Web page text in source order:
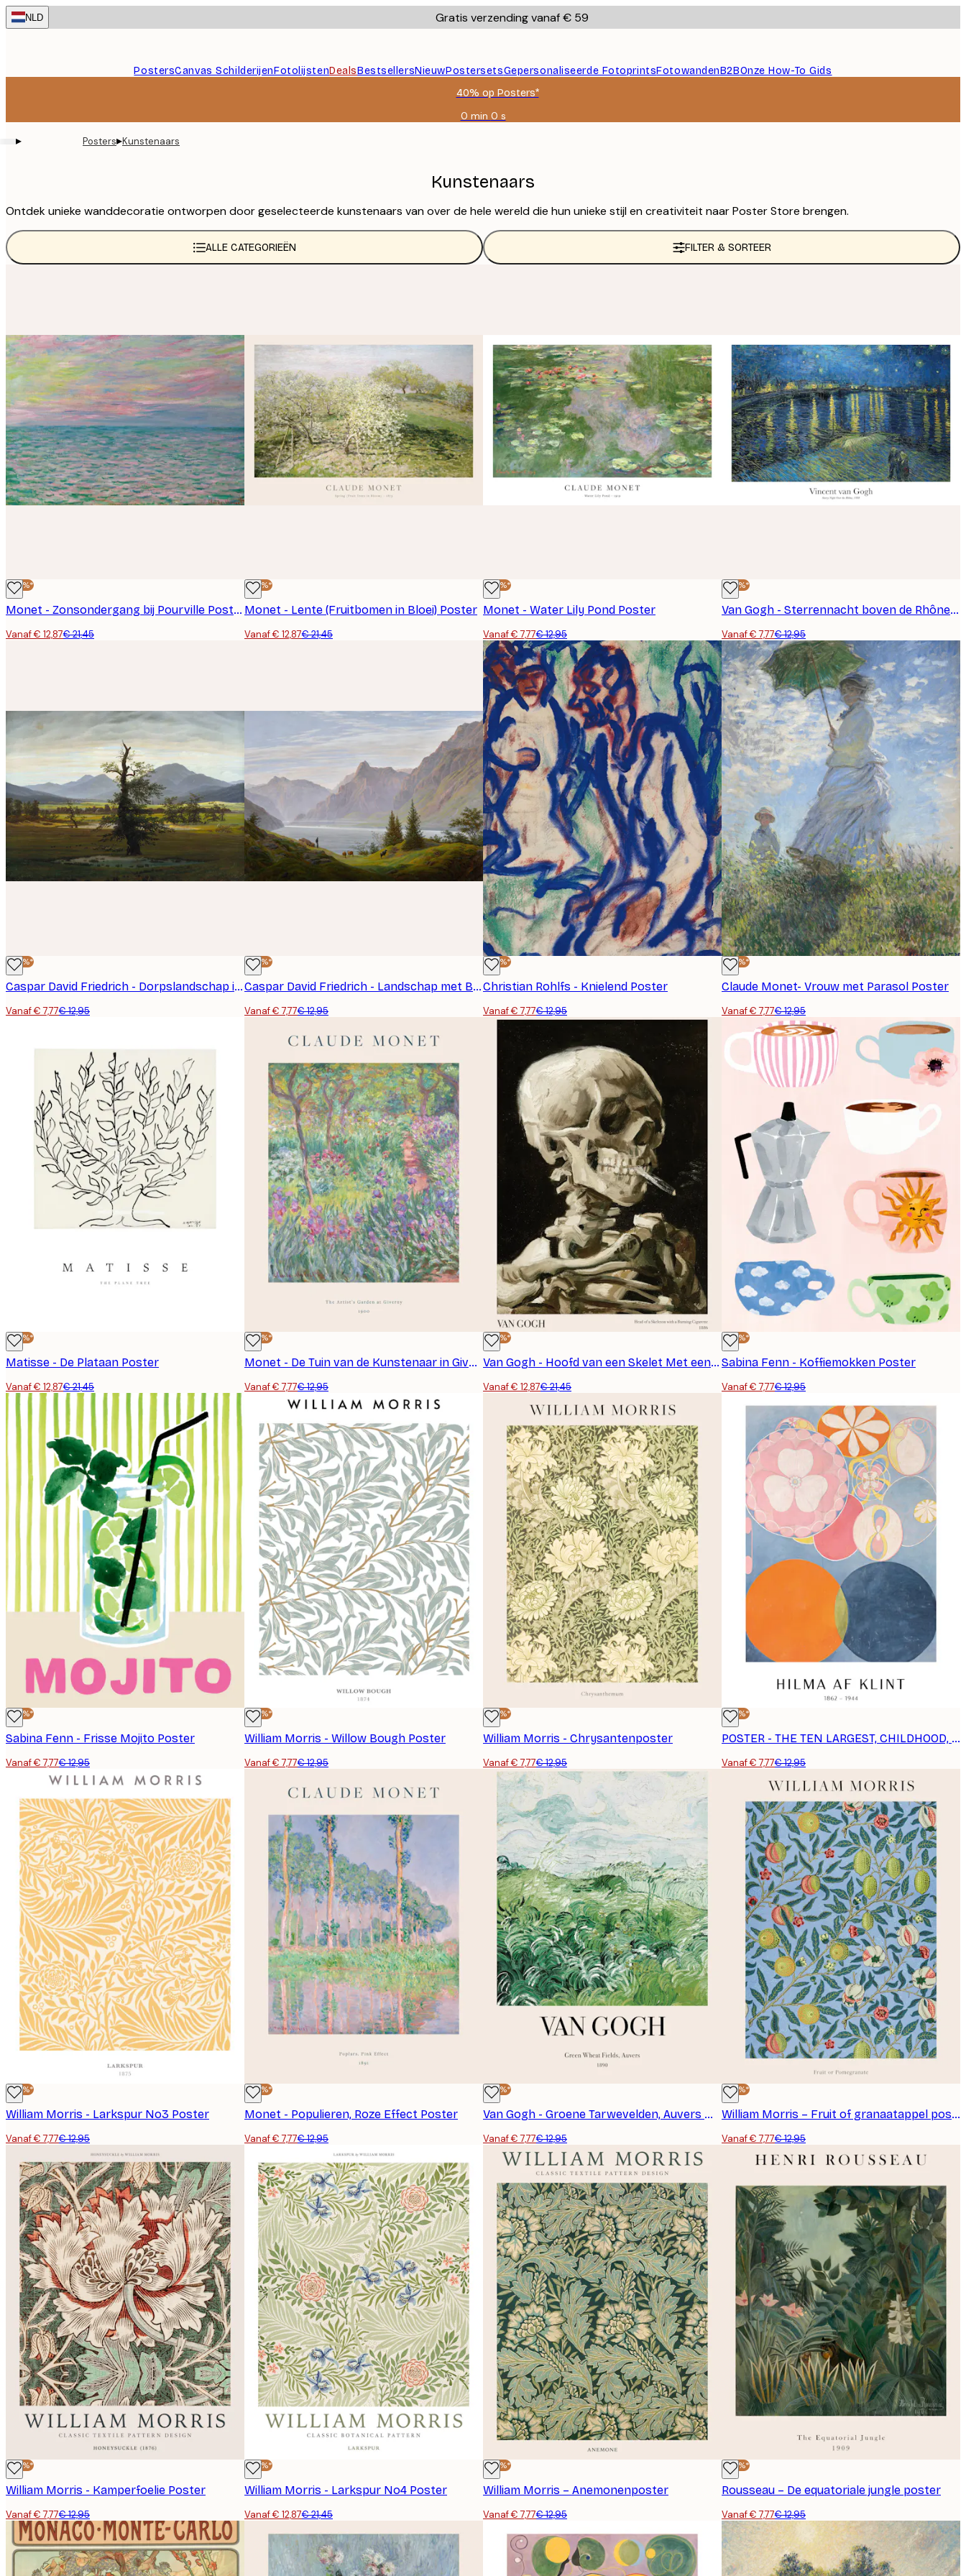
Skip
to
NLD Gratis verzending vanaf € 59
PostersCanvas SchilderijenFotolijstenDealsBestsellersNieuwPostersetsGepersonaliseerde FotoprintsFotowandenB2BOnze How-To Gids
40% op Posters*
0 min 0 s
Geldig
▸ Posters▸Kunstenaars
Kunstenaars
Ontdek unieke wanddecoratie ontworpen door geselecteerde kunstenaars van over de hele wereld die hun unieke stijl en creativiteit naar Poster Store brengen.
ALLE CATEGORIEËN FILTER & SORTEER
-40%*
Monet - Zonsondergang bij Pourville Poster
Vanaf € 12,87€ 21,45
-40%*
Monet - Lente (Fruitbomen in Bloei) Poster
Vanaf € 12,87€ 21,45
-40%*
Monet - Water Lily Pond Poster
Vanaf € 7,77€ 12,95
-40%*
Van Gogh - Sterrennacht boven de Rhône Poster
Vanaf € 7,77€ 12,95
-40%*
Caspar David Friedrich - Dorpslandschap in Ochtendlicht Poster
Vanaf € 7,77€ 12,95
-40%*
Caspar David Friedrich - Landschap met Bergmeer, Ochtend Poster
Vanaf € 7,77€ 12,95
-40%*
Christian Rohlfs - Knielend Poster
Vanaf € 7,77€ 12,95
-40%*
Claude Monet- Vrouw met Parasol Poster
Vanaf € 7,77€ 12,95
-40%*
Matisse - De Plataan Poster
Vanaf € 12,87€ 21,45
-40%*
Monet - De Tuin van de Kunstenaar in Giverny Poster
Vanaf € 7,77€ 12,95
-40%*
Van Gogh - Hoofd van een Skelet Met een Brandende Sigaret Poster
Vanaf € 12,87€ 21,45
-40%*
Sabina Fenn - Koffiemokken Poster
Vanaf € 7,77€ 12,95
-40%*
Sabina Fenn - Frisse Mojito Poster
Vanaf € 7,77€ 12,95
-40%*
William Morris - Willow Bough Poster
Vanaf € 7,77€ 12,95
-40%*
William Morris - Chrysantenposter
Vanaf € 7,77€ 12,95
-40%*
POSTER - THE TEN LARGEST, CHILDHOOD, NO. 2 BY HILMA AF KLINT
Vanaf € 7,77€ 12,95
-40%*
William Morris - Larkspur No3 Poster
Vanaf € 7,77€ 12,95
-40%*
Monet - Populieren, Roze Effect Poster
Vanaf € 7,77€ 12,95
-40%*
Van Gogh - Groene Tarwevelden, Auvers No2 Poster
Vanaf € 7,77€ 12,95
-40%*
William Morris – Fruit of granaatappel poster
Vanaf € 7,77€ 12,95
-40%*
William Morris - Kamperfoelie Poster
Vanaf € 7,77€ 12,95
-40%*
William Morris - Larkspur No4 Poster
Vanaf € 12,87€ 21,45
-40%*
William Morris – Anemonenposter
Vanaf € 7,77€ 12,95
-40%*
Rousseau – De equatoriale jungle poster
Vanaf € 7,77€ 12,95